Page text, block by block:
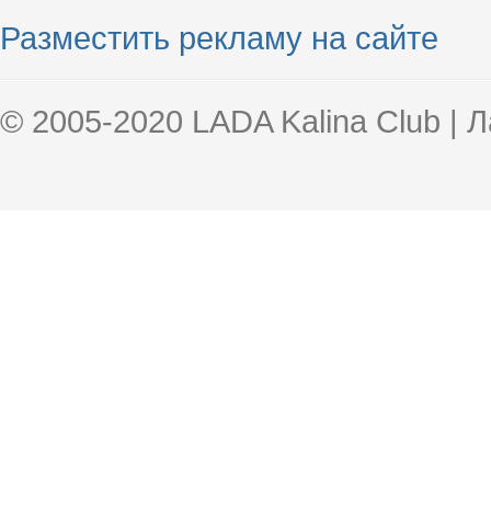
Разместить рекламу на сайте
© 2005-2020 LADA Kalina Club |